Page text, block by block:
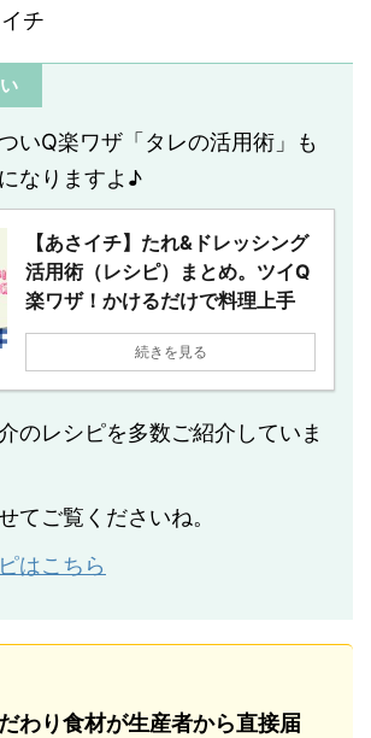
チ
いQ楽ワザ「タレの活用術」も
なりますよ♪
【あさイチ】たれ&ドレッシング
活用術（レシピ）まとめ。ツイQ
楽ワザ！かけるだけで料理上手
続きを見る
のレシピを多数ご紹介していま
てご覧くださいね。
はこちら
わり食材が生産者から直接届